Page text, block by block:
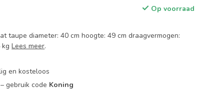
Op voorraad
taupe diameter: 40 cm hoogte: 49 cm draagvermogen:
kgLees meer.
en kosteloos
gebruik code Koning